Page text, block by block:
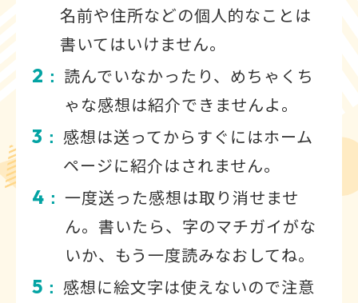
名前や住所などの個人的なことは
書いてはいけません。
2 ： 読んでいなかったり、めちゃくち
ゃな感想は紹介できませんよ。
3 ： 感想は送ってからすぐにはホーム
ページに紹介はされません。
4 ： 一度送った感想は取り消せませ
ん。書いたら、字のマチガイがな
いか、もう一度読みなおしてね。
5 ： 感想に絵文字は使えないので注意